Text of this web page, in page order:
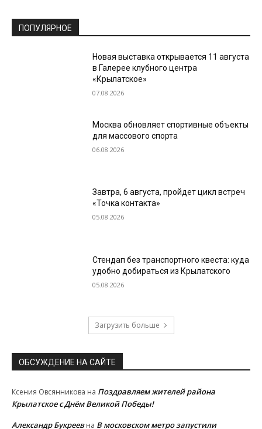
ПОПУЛЯРНОЕ
Новая выставка открывается 11 августа
в Галерее клубного центра
«Крылатское»
07.08.2026
Москва обновляет спортивные объекты
для массового спорта
06.08.2026
Завтра, 6 августа, пройдет цикл встреч
«Точка контакта»
05.08.2026
Стендап без транспортного квеста: куда
удобно добираться из Крылатского
05.08.2026
Загрузить больше
ОБСУЖДЕНИЕ НА САЙТЕ
Ксения Овсянникова на Поздравляем жителей района
Крылатское с Днём Великой Победы!
Александр Букреевна В московском метро запустили